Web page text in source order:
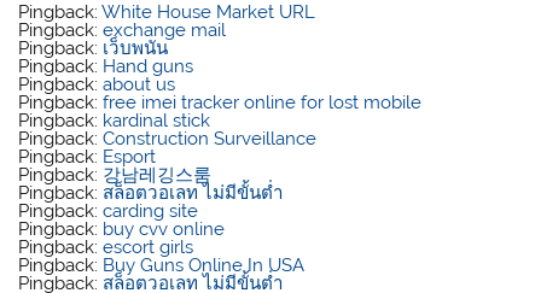
Pingback:White House Market URL
Pingback:exchange mail
Pingback: เว็บพนัน
Pingback: Hand guns
Pingback:about us
Pingback:free imei tracker online for lost mobile
Pingback: kardinal stick
Pingback:Construction Surveillance
Pingback: Esport
Pingback: 강남레깅스룸
Pingback: สล็อตวอเลท ไม่มีขั้นต่ำ
Pingback:carding site
Pingback: buy cvv online
Pingback:escort girls
Pingback: Buy Guns Online In USA
Pingback: สล็อตวอเลท ไม่มีขั้นต่ำ